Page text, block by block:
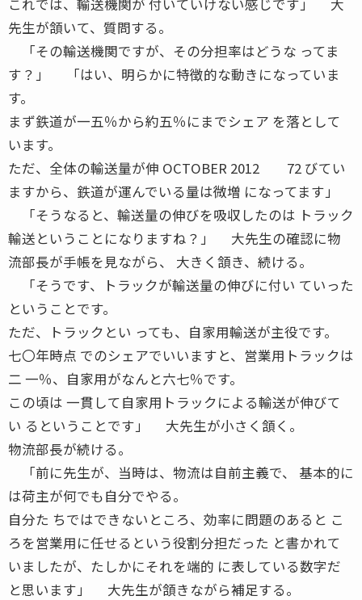
先生が頷いて、質問する。
「その輸送機関ですが、その分担率はどうな ってま
す？」 「はい、明らかに特徴的な動きになっていま
す。
まず鉄道が一五％から約五％にまでシェア を落として
います。
ただ、全体の輸送量が伸 OCTOBER 2012 72 びてい
ますから、鉄道が運んでいる量は微増 になってます」
「そうなると、輸送量の伸びを吸収したのは トラック
輸送ということになりますね？」 大先生の確認に物
流部長が手帳を見ながら、 大きく頷き、続ける。
「そうです、トラックが輸送量の伸びに付い ていった
ということです。
ただ、トラックとい っても、自家用輸送が主役です。
七〇年時点 でのシェアでいいますと、営業用トラックは
二 一％、自家用がなんと六七％です。
この頃は 一貫して自家用トラックによる輸送が伸びて
い るということです」 大先生が小さく頷く。
物流部長が続ける。
「前に先生が、当時は、物流は自前主義で、 基本的に
は荷主が何でも自分でやる。
自分た ちではできないところ、効率に問題のあると こ
ろを営業用に任せるという役割分担だった と書かれて
いましたが、たしかにそれを端的 に表している数字だ
と思います」 大先生が頷きながら補足する。